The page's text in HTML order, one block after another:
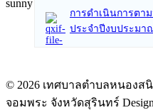
การดำเนินการตา
ประจำปีงบประมา
© 2026 เทศบาลตำบลหนอง
จอมพระ จังหวัดสุรินทร์